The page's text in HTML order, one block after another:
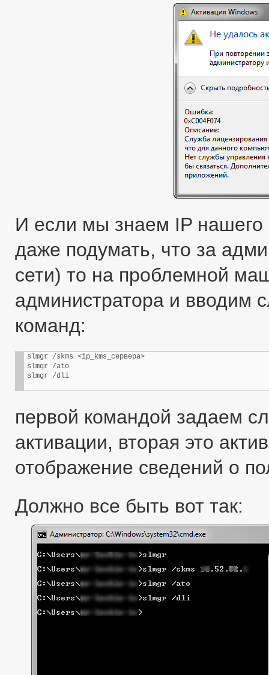
И если мы знаем IP нашего
даже подумать, что за
сети) то на проблемной
администратора и вводим
команд:
slmgr /skms <ip_kms_сервера>
slmgr /ato
slmgr /dli
первой командой задаем
активации, вторая это
отображение сведений о
Должно все быть вот так: